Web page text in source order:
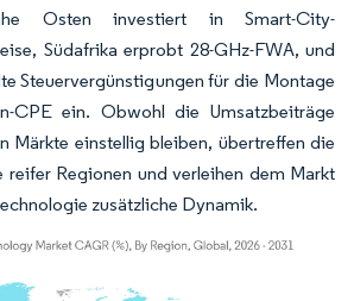
Osten investiert in Smart-City-
Südafrika erprobt 28-GHz-FWA, und
Steuervergünstigungen für die Montage
CPE ein. Obwohl die Umsatzbeiträge
Märkte einstellig bleiben, übertreffen die
reifer Regionen und verleihen dem Markt
zusätzliche Dynamik.